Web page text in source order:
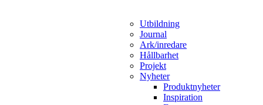
Utbildning
Journal
Ark/inredare
Hållbarhet
Projekt
Nyheter
Produktnyheter
Inspiration